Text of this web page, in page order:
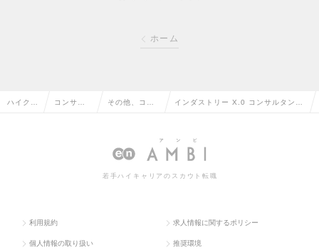
ホーム
ハイクラ コンサル その他、コン
の転職
インダストリー X.0 コンサルタント
の求人情報
若手ハイキャリアのスカウト転職
利用規約 求人情報に関するポリシー
個人情報の取り扱い 推奨環境